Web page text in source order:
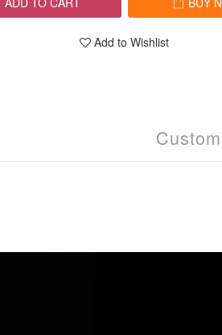
Add to Wishlist